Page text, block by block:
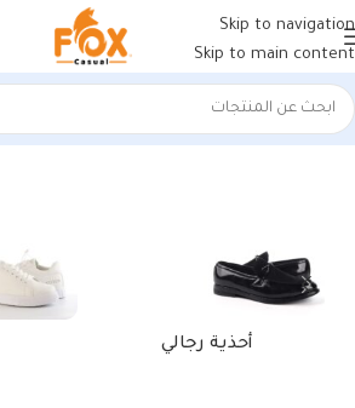
Skip to navigation
Skip to main content
الرئيسية/منتجات تحت الوسم “كوتش عصري
أحذية رجالي